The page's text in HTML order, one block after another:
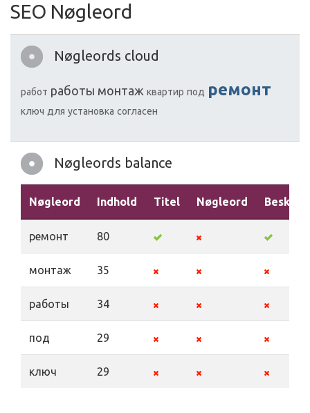
SEO Nøgleord
Nøgleords cloud
работ работы монтаж квартир под ремонт
ключ для установка согласен
Nøgleords balance
Nøgleord Indhold Titel Nøgleord
ремонт 80
монтаж 35
работы 34
под 29
ключ 29